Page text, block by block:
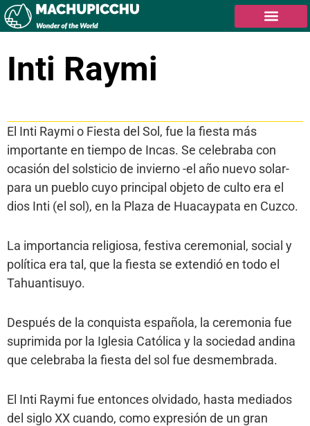
Inti Raymi
El Inti Raymi o Fiesta del Sol, fue la fiesta más
importante en tiempo de Incas. Se celebraba con
ocasión del solsticio de invierno -el año nuevo solar-
para un pueblo cuyo principal objeto de culto era el
dios Inti (el sol), en la Plaza de Huacaypata en Cuzco.
La importancia religiosa, festiva ceremonial, social y
política era tal, que la fiesta se extendió en todo el
Tahuantisuyo.
Después de la conquista española, la ceremonia fue
suprimida por la Iglesia Católica y la sociedad andina
que celebraba la fiesta del sol fue desmembrada.
El Inti Raymi fue entonces olvidado, hasta mediados
del siglo XX cuando, como expresión de un gran